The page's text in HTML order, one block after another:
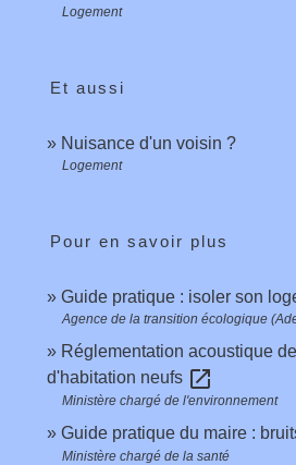
Logement
Et aussi
Nuisance d'un voisin ?
Logement
Pour en savoir plus
Guide pratique : isoler son
Agence de la transition écologique
Réglementation acoustique
d'habitation neufs open_in_new
Ministère chargé de l'environnement
Guide pratique du maire :
Ministère chargé de la santé